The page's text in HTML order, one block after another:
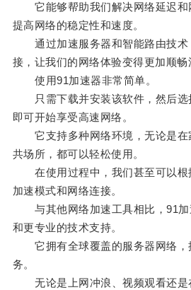
它能够帮助我们解决网络延迟和
提高网络的稳定性和速度。
通过加速服务器和智能路由技术
接，让我们的网络体验变得更加顺畅
使用91加速器非常简单。
只需下载并安装该软件，然后选
即可开始享受高速网络。
它支持多种网络环境，无论是在
共场所，都可以轻松使用。
在使用过程中，我们甚至可以根
加速模式和网络连接。
与其他网络加速工具相比，91加
和更专业的技术支持。
它拥有全球覆盖的服务器网络，
务。
无论是上网冲浪、视频观看还是